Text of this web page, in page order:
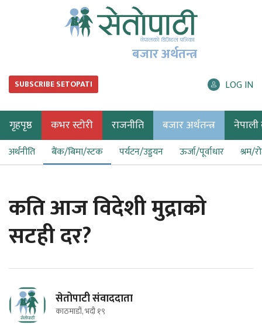
बजार अर्थतन्त्र
SUBSCRIBE SETOPATI LOG IN
गृहपृष्ठ कभर स्टोरी राजनीति बजार अर्थतन्त्र नेपाली
अर्थनीति बैंक/बिमा/स्टक पर्यटन/उड्डयन ऊर्जा/पूर्वाधार श्रम/
कति आज विदेशी मुद्राको
सटही दर?
सेतोपाटी संवाददाता
काठमाडौं, भदौ १९